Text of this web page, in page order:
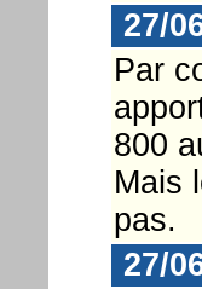
27/
Par
800
Mais
pas.
27/